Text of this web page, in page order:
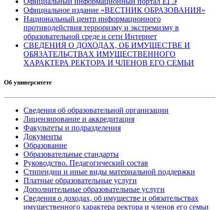
Официальное издание «ВЕСТНИК ОБРАЗОВАНИЯ»
Национальный центр информационного
противодействия терроризму и экстремизму в
образовательной среде и сети Интернет
СВЕДЕНИЯ О ДОХОДАХ, ОБ ИМУЩЕСТВЕ И
ОБЯЗАТЕЛЬСТВАХ ИМУЩЕСТВЕННОГО
ХАРАКТЕРА РЕКТОРА И ЧЛЕНОВ ЕГО СЕМЬИ
Об университете
Сведения об образовательной организации
Лицензирование и аккредитация
Факультеты и подразделения
Документы
Образование
Образовательные стандарты
Руководство. Педагогический состав
Стипендии и иные виды материальной поддержки
Платные образовательные услуги
Дополнительные образовательные услуги
Сведения о доходах, об имуществе и обязательствах
имущественного характера ректора и членов его семьи